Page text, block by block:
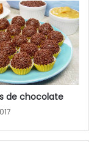
de chocolate